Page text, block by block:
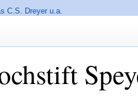
C.S. Dreyer u.a.